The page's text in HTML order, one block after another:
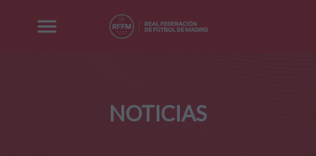
NOTICIAS